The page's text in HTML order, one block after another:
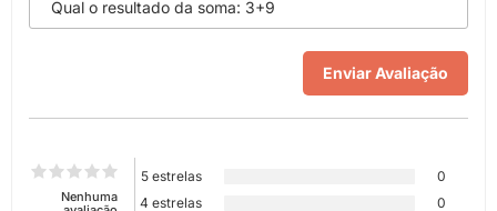
Nenhuma
5 estrelas
0
4 estrelas
0